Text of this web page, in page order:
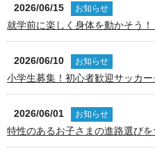
2026/06/15 お知らせ
就学前に楽しく身体を動かそう！
2026/06/10 お知らせ
小学生募集！初心者歓迎サッカー
2026/06/01 お知らせ
特性のあるお子さまの進路選びを